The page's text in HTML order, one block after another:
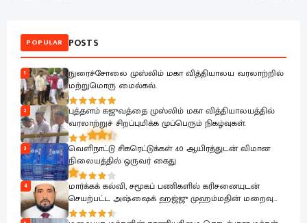
POPULAR POSTS
1
நுரைச்சோலை முஸ்லிம் மகா வித்தியாலய வரலாற்றில்
மற்றுமொரு மைல்கல்.
2
புத்தளம் கஜுவத்தை முஸ்லிம் மகா வித்தியாலயத்தில்
வரலாற்றுச் சிறப்புமிக்க முப்பெரும் நிகழ்வுகள்.
3
வெளிநாட்டு சிகரெட்டுக்கள் 40 ஆயிரத்துடன் விமான
நிலையத்தில் ஒருவர் கைது
4
மார்க்கக் கல்வி, சமூகப் பணிகளில் கரிசனையுடன்
செயற்பட்ட அஷ்ஷைக் ஹஜ்ஜு முஹம்மதின் மறைவு
பேரிழப்பாகும்; அம்பாறை மாவட்ட ஜம்இய்யத்துல் உலமா